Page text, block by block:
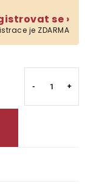
se ›
je ZDARMA